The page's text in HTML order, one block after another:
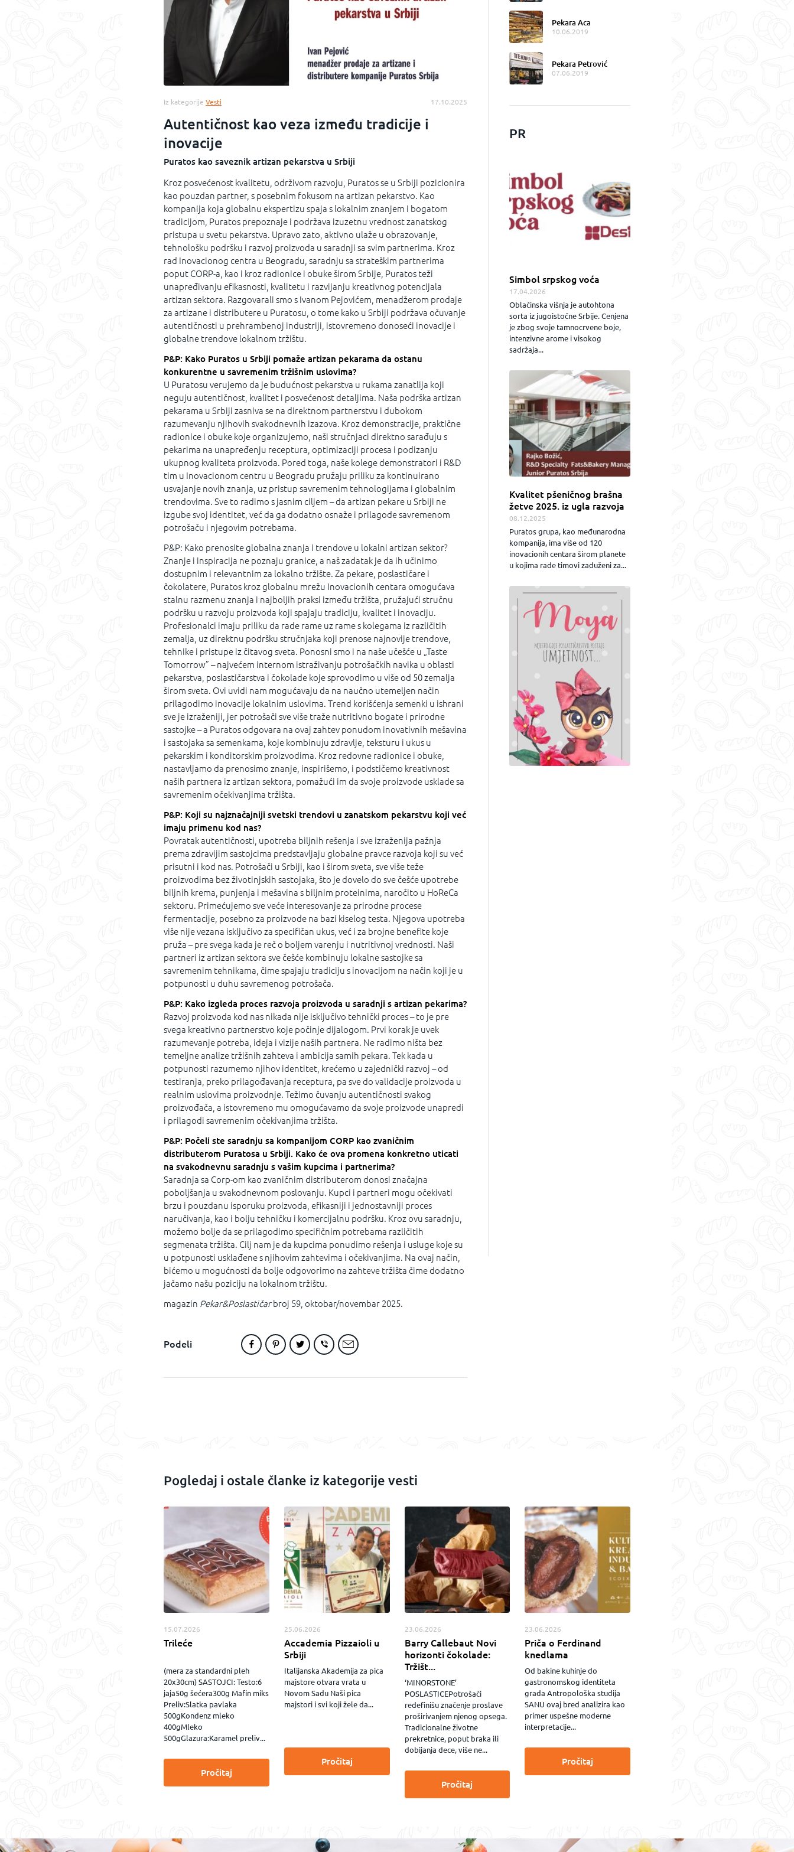
Iz kategorije Vesti 17.10.2025
Autentičnost kao veza između tradicije i
inovacije
Puratos kao saveznik artizan pekarstva u Srbiji
Kroz posvećenost kvalitetu, održivom razvoju, Puratos se u Srbiji pozicionira
kao pouzdan partner, s posebnim fokusom na artizan pekarstvo. Kao
kompanija koja globalnu ekspertizu spaja s lokalnim znanjem i bogatom
tradicijom, Puratos prepoznaje i podržava izuzetnu vrednost zanatskog
pristupa u svetu pekarstva. Upravo zato, aktivno ulaže u obrazovanje,
tehnološku podršku i razvoj proizvoda u saradnji sa svim partnerima. Kroz
rad Inovacionog centra u Beogradu, saradnju sa strateškim partnerima
poput CORP-a, kao i kroz radionice i obuke širom Srbije, Puratos teži
unapređivanju efikasnosti, kvalitetu i razvijanju kreativnog potencijala
artizan sektora. Razgovarali smo s Ivanom Pejovićem, menadžerom prodaje
za artizane i distributere u Puratosu, o tome kako u Srbiji podržava očuvanje
autentičnosti u prehrambenoj industriji, istovremeno donoseći inovacije i
globalne trendove lokalnom tržištu.
P&P: Kako Puratos u Srbiji pomaže artizan pekarama da ostanu
konkurentne u savremenim tržišnim uslovima?
U Puratosu verujemo da je budućnost pekarstva u rukama zanatlija koji
neguju autentičnost, kvalitet i posvećenost detaljima. Naša podrška artizan
pekarama u Srbiji zasniva se na direktnom partnerstvu i dubokom
razumevanju njihovih svakodnevnih izazova. Kroz demonstracije, praktične
radionice i obuke koje organizujemo, naši stručnjaci direktno sarađuju s
pekarima na unapređenju receptura, optimizaciji procesa i podizanju
ukupnog kvaliteta proizvoda. Pored toga, naše kolege demonstratori i R&D
tim u Inovacionom centru u Beogradu pružaju priliku za kontinuirano
usvajanje novih znanja, uz pristup savremenim tehnologijama i globalnim
trendovima. Sve to radimo s jasnim ciljem – da artizan pekare u Srbiji ne
izgube svoj identitet, već da ga dodatno osnaže i prilagode savremenom
potrošaču i njegovim potrebama.
P&P: Kako prenosite globalna znanja i trendove u lokalni artizan sektor?
Znanje i inspiracija ne poznaju granice, a naš zadatak je da ih učinimo
dostupnim i relevantnim za lokalno tržište. Za pekare, poslastičare i
čokolatere, Puratos kroz globalnu mrežu Inovacionih centara omogućava
stalnu razmenu znanja i najboljih praksi između tržišta, pružajući stručnu
podršku u razvoju proizvoda koji spajaju tradiciju, kvalitet i inovaciju.
Profesionalci imaju priliku da rade rame uz rame s kolegama iz različitih
zemalja, uz direktnu podršku stručnjaka koji prenose najnovije trendove,
tehnike i pristupe iz čitavog sveta. Ponosni smo i na naše učešće u „Taste
Tomorrow” – najvećem internom istraživanju potrošačkih navika u oblasti
pekarstva, poslastičarstva i čokolade koje sprovodimo u više od 50 zemalja
širom sveta. Ovi uvidi nam mogućavaju da na naučno utemeljen način
prilagodimo inovacije lokalnim uslovima. Trend korišćenja semenki u ishrani
sve je izraženiji, jer potrošači sve više traže nutritivno bogate i prirodne
sastojke – a Puratos odgovara na ovaj zahtev ponudom inovativnih mešavina
i sastojaka sa semenkama, koje kombinuju zdravlje, teksturu i ukus u
pekarskim i konditorskim proizvodima. Kroz redovne radionice i obuke,
nastavljamo da prenosimo znanje, inspirišemo, i podstičemo kreativnost
naših partnera iz artizan sektora, pomažući im da svoje proizvode usklade sa
savremenim očekivanjima tržišta.
P&P: Koji su najznačajniji svetski trendovi u zanatskom pekarstvu koji već
imaju primenu kod nas?
Povratak autentičnosti, upotreba biljnih rešenja i sve izraženija pažnja
prema zdravijim sastojcima predstavljaju globalne pravce razvoja koji su već
prisutni i kod nas. Potrošači u Srbiji, kao i širom sveta, sve više teže
proizvodima bez životinjskih sastojaka, što je dovelo do sve češće upotrebe
biljnih krema, punjenja i mešavina s biljnim proteinima, naročito u HoReCa
sektoru. Primećujemo sve veće interesovanje za prirodne procese
fermentacije, posebno za proizvode na bazi kiselog testa. Njegova upotreba
više nije vezana isključivo za specifičan ukus, već i za brojne benefite koje
pruža – pre svega kada je reč o boljem varenju i nutritivnoj vrednosti. Naši
partneri iz artizan sektora sve češće kombinuju lokalne sastojke sa
savremenim tehnikama, čime spajaju tradiciju s inovacijom na način koji je u
potpunosti u duhu savremenog potrošača.
P&P: Kako izgleda proces razvoja proizvoda u saradnji s artizan pekarima?
Razvoj proizvoda kod nas nikada nije isključivo tehnički proces – to je pre
svega kreativno partnerstvo koje počinje dijalogom. Prvi korak je uvek
razumevanje potreba, ideja i vizije naših partnera. Ne radimo ništa bez
temeljne analize tržišnih zahteva i ambicija samih pekara. Tek kada u
potpunosti razumemo njihov identitet, krećemo u zajednički razvoj – od
testiranja, preko prilagođavanja receptura, pa sve do validacije proizvoda u
realnim uslovima proizvodnje. Težimo čuvanju autentičnosti svakog
proizvođača, a istovremeno mu omogućavamo da svoje proizvode unapredi
i prilagodi savremenim očekivanjima tržišta.
P&P: Počeli ste saradnju sa kompanijom CORP kao zvaničnim
distributerom Puratosa u Srbiji. Kako će ova promena konkretno uticati
na svakodnevnu saradnju s vašim kupcima i partnerima?
Saradnja sa Corp-om kao zvaničnim distributerom donosi značajna
poboljšanja u svakodnevnom poslovanju. Kupci i partneri mogu očekivati
brzu i pouzdanu isporuku proizvoda, efikasniji i jednostavniji proces
naručivanja, kao i bolju tehničku i komercijalnu podršku. Kroz ovu saradnju,
možemo bolje da se prilagodimo specifičnim potrebama različitih
segmenata tržišta. Cilj nam je da kupcima ponudimo rešenja i usluge koje su
u potpunosti usklađene s njihovim zahtevima i očekivanjima. Na ovaj način,
bićemo u mogućnosti da bolje odgovorimo na zahteve tržišta čime dodatno
jačamo našu poziciju na lokalnom tržištu.
magazin Pekar&Poslastičarbroj 59, oktobar/novembar 2025.
Podeli
Pekara Aca
10.06.2019
Pekara Petrović
07.06.2019
PR
Simbol srpskog voća
17.04.2026
Oblačinska višnja je autohtona
sorta iz jugoistočne Srbije. Cenjena
je zbog svoje tamnocrvene boje,
intenzivne arome i visokog
sadržaja...
Kvalitet pšeničnog brašna
žetve 2025. iz ugla razvoja
08.12.2025
Puratos grupa, kao međunarodna
kompanija, ima više od 120
inovacionih centara širom planete
u kojima rade timovi zaduženi za...
Pogledaj i ostale članke iz kategorije vesti
15.07.2026
Trileće
(mera za standardni pleh
20x30cm) SASTOJCI: Testo:6
jaja50g šećera300g Mafin miks
Preliv:Slatka pavlaka
500gKondenz mleko
400gMleko
500gGlazura:Karamel preliv...
Pročitaj
25.06.2026
Accademia Pizzaioli u
Srbiji
Italijanska Akademija za pica
majstore otvara vrata u
Novom Sadu Naši pica
majstori i svi koji žele da...
Pročitaj
23.06.2026
Barry Callebaut Novi
horizonti čokolade:
Tržišt...
‘MINORSTONE’
POSLASTICEPotrošači
redefinišu značenje proslave
proširivanjem njenog opsega.
Tradicionalne životne
prekretnice, poput braka ili
dobijanja dece, više ne...
Pročitaj
23.06.2026
Priča o Ferdinand
knedlama
Od bakine kuhinje do
gastronomskog identiteta
grada Antropološka studija
SANU ovaj bred analizira kao
primer uspešne moderne
interpretacije...
Pročitaj